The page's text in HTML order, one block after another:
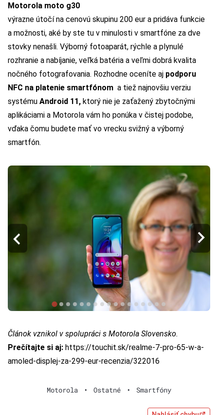
Motorola moto g30
výrazne útočí na cenovú skupinu 200 eur a pridáva funkcie
a možnosti, aké by ste tu v minulosti v smartfóne za dve
stovky nenašli. Výborný fotoaparát, rýchle a plynulé
rozhranie a nabíjanie, veľká batéria a veľmi dobrá kvalita
nočného fotografovania. Rozhodne oceníte aj podporu
NFC na platenie smartfónom a tiež najnovšiu verziu
systému Android 11, ktorý nie je zaťažený zbytočnými
aplikáciami a Motorola vám ho ponúka v čistej podobe,
vďaka čomu budete mať vo vrecku svižný a výborný
smartfón.
Článok vznikol v spolupráci s Motorola Slovensko.
Prečítajte si aj: https://touchit.sk/realme-7-pro-65-w-a-
amoled-displej-za-299-eur-recenzia/322016
Motorola • Ostatné • Smartfóny